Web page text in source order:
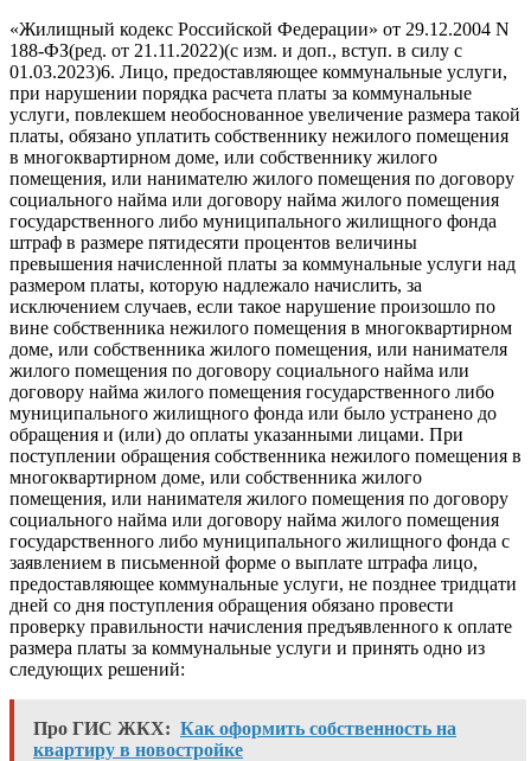
«Жилищный кодекс Российской Федерации» от 29.12.2004 N
188-ФЗ(ред. от 21.11.2022)(с изм. и доп., вступ. в силу с
01.03.2023)6. Лицо, предоставляющее коммунальные услуги,
при нарушении порядка расчета платы за коммунальные
услуги, повлекшем необоснованное увеличение размера такой
платы, обязано уплатить собственнику нежилого помещения
в многоквартирном доме, или собственнику жилого
помещения, или нанимателю жилого помещения по договору
социального найма или договору найма жилого помещения
государственного либо муниципального жилищного фонда
штраф в размере пятидесяти процентов величины
превышения начисленной платы за коммунальные услуги над
размером платы, которую надлежало начислить, за
исключением случаев, если такое нарушение произошло по
вине собственника нежилого помещения в многоквартирном
доме, или собственника жилого помещения, или нанимателя
жилого помещения по договору социального найма или
договору найма жилого помещения государственного либо
муниципального жилищного фонда или было устранено до
обращения и (или) до оплаты указанными лицами. При
поступлении обращения собственника нежилого помещения в
многоквартирном доме, или собственника жилого
помещения, или нанимателя жилого помещения по договору
социального найма или договору найма жилого помещения
государственного либо муниципального жилищного фонда с
заявлением в письменной форме о выплате штрафа лицо,
предоставляющее коммунальные услуги, не позднее тридцати
дней со дня поступления обращения обязано провести
проверку правильности начисления предъявленного к оплате
размера платы за коммунальные услуги и принять одно из
следующих решений:
Про ГИС ЖКХ: Как оформить собственность на
квартиру в новостройке